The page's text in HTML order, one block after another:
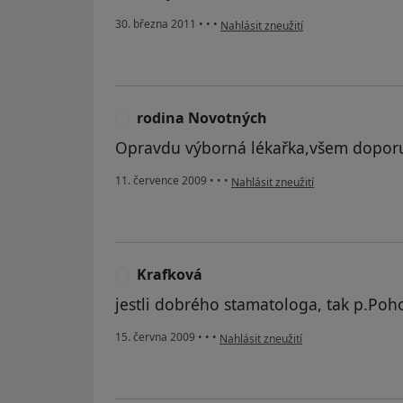
30. března 2011 • • • podle názoru uživatele Pacient
Nahlásit zneužití
rodina Novotných
Opravdu výborná lékařka,všem
11. července 2009 • • • podle názoru uživatele rodina
Nahlásit zneužití
Krafková
jestli dobrého stamatologa, tak
15. června 2009 • • • podle názoru uživatele Krafková
Nahlásit zneužití